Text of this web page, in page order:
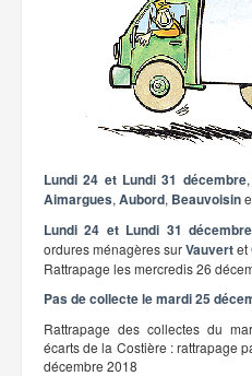
Lundi 24 et Lundi 31 décembre
Aimargues, Aubord, Beauvoisin
Lundi 24 et Lundi 31 décembre
ordures ménagères surVauvertet
Rattrapage les mercredis 26
Pas de collecte le mardi 25
Rattrapage des collectes du
écarts de la Costière : rattrapage
décembre 2018